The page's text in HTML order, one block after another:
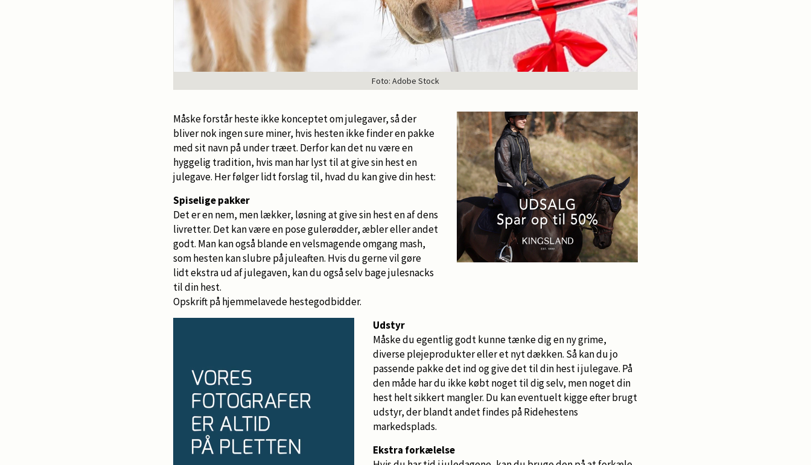
Foto: Adobe Stock
Måske forstår heste ikke konceptet om julegaver, så der
bliver nok ingen sure miner, hvis hesten ikke finder en pakke
med sit navn på under træet. Derfor kan det nu være en
hyggelig tradition, hvis man har lyst til at give sin hest en
julegave. Her følger lidt forslag til, hvad du kan give din hest:
Spiselige pakker
Det er en nem, men lækker, løsning at give sin hest en af dens
livretter. Det kan være en pose gulerødder, æbler eller andet
godt. Man kan også blande en velsmagende omgang mash,
som hesten kan slubre på juleaften. Hvis du gerne vil gøre
lidt ekstra ud af julegaven, kan du også selv bage julesnacks
til din hest.
Opskrift på hjemmelavede hestegodbidder.
Udstyr
Måske du egentlig godt kunne tænke dig en ny grime,
diverse plejeprodukter eller et nyt dækken. Så kan du jo
passende pakke det ind og give det til din hest i julegave. På
den måde har du ikke købt noget til dig selv, men noget din
hest helt sikkert mangler. Du kan eventuelt kigge efter brugt
udstyr, der blandt andet findes på Ridehestens
markedsplads.
Ekstra forkælelse